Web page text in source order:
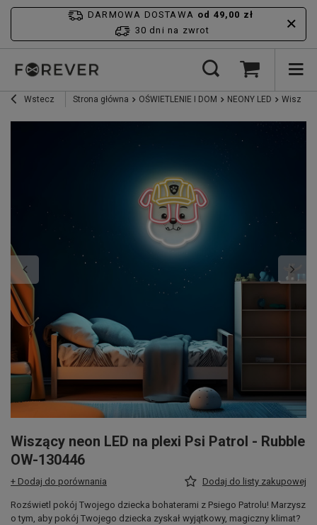
DARMOWA DOSTAWA od 49,00 zł
30 dni na zwrot
Wstecz Strona główna OŚWIETLENIE I DOM NEONY LED Wiszący
Wiszący neon LED na plexi Psi Patrol - Rubble
OW-130446
+ Dodaj do porównania Dodaj do listy zakupowej
Rozświetl pokój Twojego dziecka bohaterami z Psiego Patrolu! Marzysz
o tym, aby pokój Twojego dziecka zyskał wyjątkowy, magiczny klimat?